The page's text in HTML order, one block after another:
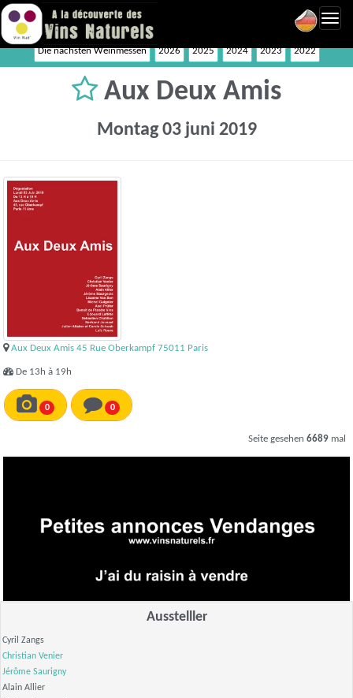
Die nächsten Weinmessen 2026 2025 2024 2023 2022
Aux Deux Amis
Montag 03 juni 2019
Aux Deux Amis 45 Rue Oberkampf 75011 Paris
De 13h à 19h
0 0
Seite gesehen 6689 mal
Ausstelller
Cyril Zangs
Christian Venier
Jérôme Saurigny
Alain Allier